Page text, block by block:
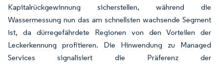
Kapitalrückgewinnung sicherstellen, während die
Wassermessung nun das am schnellsten wachsende Segment
ist, da dürregefährdete Regionen von den Vorteilen der
Leckerkennung profitieren. Die Hinwendung zu Managed
Services signalisiert die Präferenz der